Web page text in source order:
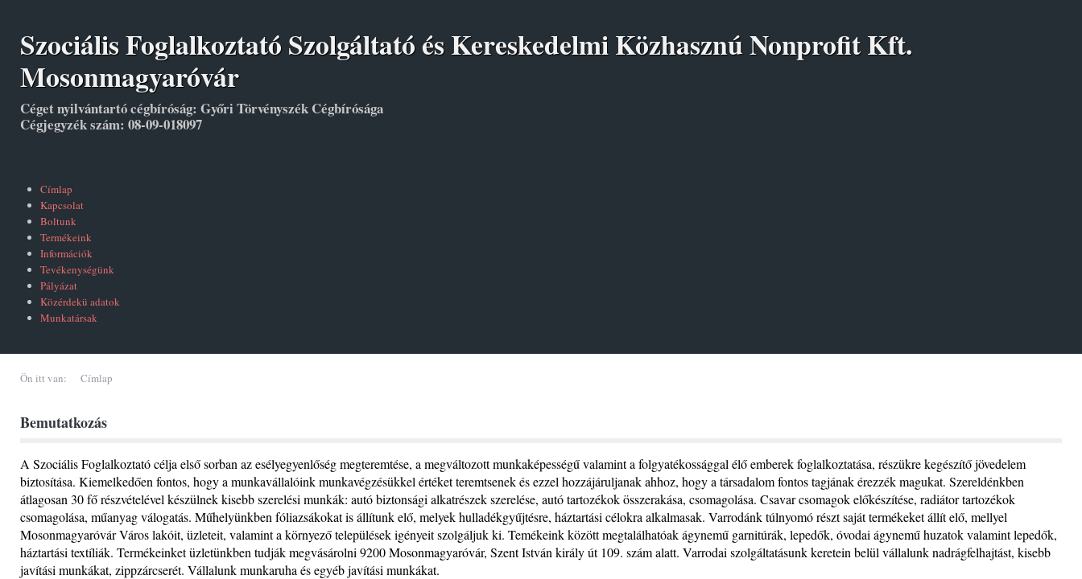
Szociális Foglalkoztató Szolgáltató és Kereskedelmi Közhasznú Nonprofit Kft.
Mosonmagyaróvár
Céget nyilvántartó cégbíróság: Győri Törvényszék Cégbírósága
Cégjegyzék szám: 08-09-018097
Címlap
Kapcsolat
Boltunk
Termékeink
Információk
Tevékenységünk
Pályázat
Közérdekü adatok
Munkatársak
Ön itt van: Címlap
Bemutatkozás
A Szociális Foglalkoztató célja első sorban az esélyegyenlőség megteremtése, a megváltozott munkaképességű valamint a folgyatékossággal élő emberek foglalkoztatása, részükre kegészítő jövedelem
biztosítása. Kiemelkedően fontos, hogy a munkavállalóink munkavégzésükkel értéket teremtsenek és ezzel hozzájáruljanak ahhoz, hogy a társadalom fontos tagjának érezzék magukat. Szereldénkben
átlagosan 30 fő részvételével készülnek kisebb szerelési munkák: autó biztonsági alkatrészek szerelése, autó tartozékok összerakása, csomagolása. Csavar csomagok előkészítése, radiátor tartozékok
csomagolása, műanyag válogatás. Műhelyünkben fóliazsákokat is állítunk elő, melyek hulladékgyűjtésre, háztartási célokra alkalmasak. Varrodánk túlnyomó részt saját termékeket állít elő, mellyel
Mosonmagyaróvár Város lakóit, üzleteit, valamint a környező települések igényeit szolgáljuk ki. Temékeink között megtalálhatóak ágynemű garnitúrák, lepedők, óvodai ágynemű huzatok valamint lepedők,
háztartási textíliák. Termékeinket üzletünkben tudják megvásárolni 9200 Mosonmagyaróvár, Szent István király út 109. szám alatt. Varrodai szolgáltatásunk keretein belül vállalunk nadrágfelhajtást, kisebb
javítási munkákat, zippzárcserét. Vállalunk munkaruha és egyéb javítási munkákat.